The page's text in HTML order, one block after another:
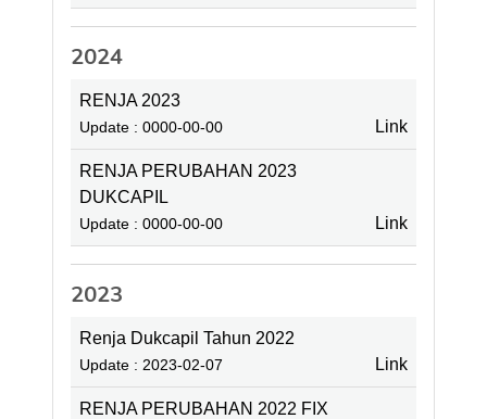
2024
RENJA 2023
Update : 0000-00-00 Link
RENJA PERUBAHAN 2023
DUKCAPIL
Update : 0000-00-00 Link
2023
Renja Dukcapil Tahun 2022
Update : 2023-02-07 Link
RENJA PERUBAHAN 2022 FIX